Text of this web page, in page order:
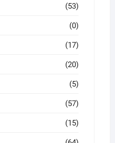
(53)
(0)
(17)
(20)
(5)
(57)
(15)